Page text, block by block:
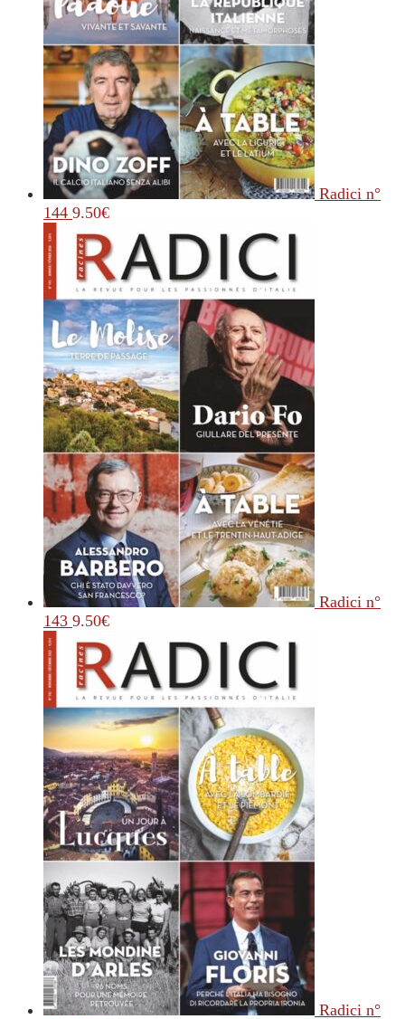
Radici n°
144 9.50€
Radici n°
143 9.50€
Radici n°